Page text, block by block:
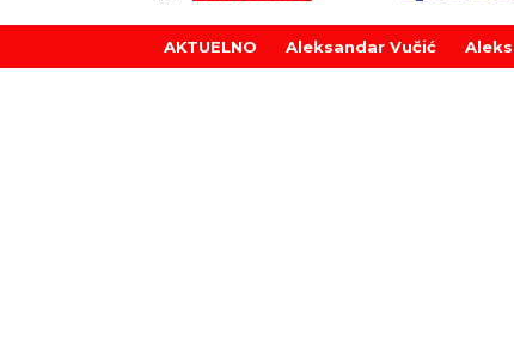
AKTUELNO Aleksandar Vučić